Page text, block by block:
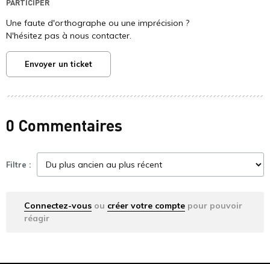
PARTICIPER
Une faute d'orthographe ou une imprécision ?
N'hésitez pas à nous contacter.
Envoyer un ticket
0 Commentaires
Filtre :
Connectez-vous ou créer votre compte pour pouvoir
réagir